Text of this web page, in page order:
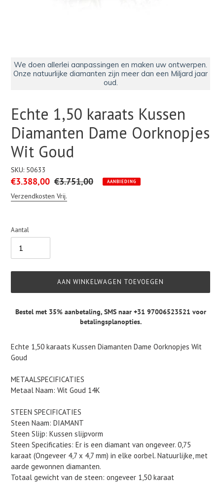
We doen allerlei aanpassingen en maken uw ontwerpen.
Onze natuurlijke diamanten zijn meer dan een Miljard jaar
oud.
Echte 1,50 karaats Kussen
Diamanten Dame Oorknopjes
Wit Goud
SKU: 50633
Aanbiedingsprijs
€3.388,00 Normale
prijs
€3.751,00 AANBIEDING
Verzendkosten Vrij.
Aantal
AAN WINKELWAGEN TOEVOEGEN
Bestel met 35% aanbetaling, SMS naar +31 97006523521 voor
betalingsplanopties.
toegevoegen
aan
winkelwagen
Echte 1,50 karaats Kussen Diamanten Dame Oorknopjes Wit
Goud
METAALSPECIFICATIES
Metaal Naam: Wit Goud 14K
STEEN SPECIFICATIES
Steen Naam: DIAMANT
Steen Slijp: Kussen slijpvorm
Steen Specificaties: Er is een diamant van ongeveer. 0,75
karaat (Ongeveer 4,7 x 4,7 mm) in elke oorbel. Natuurlijke, met
aarde gewonnen diamanten.
Totaal gewicht van de steen: ongeveer 1,50 karaat